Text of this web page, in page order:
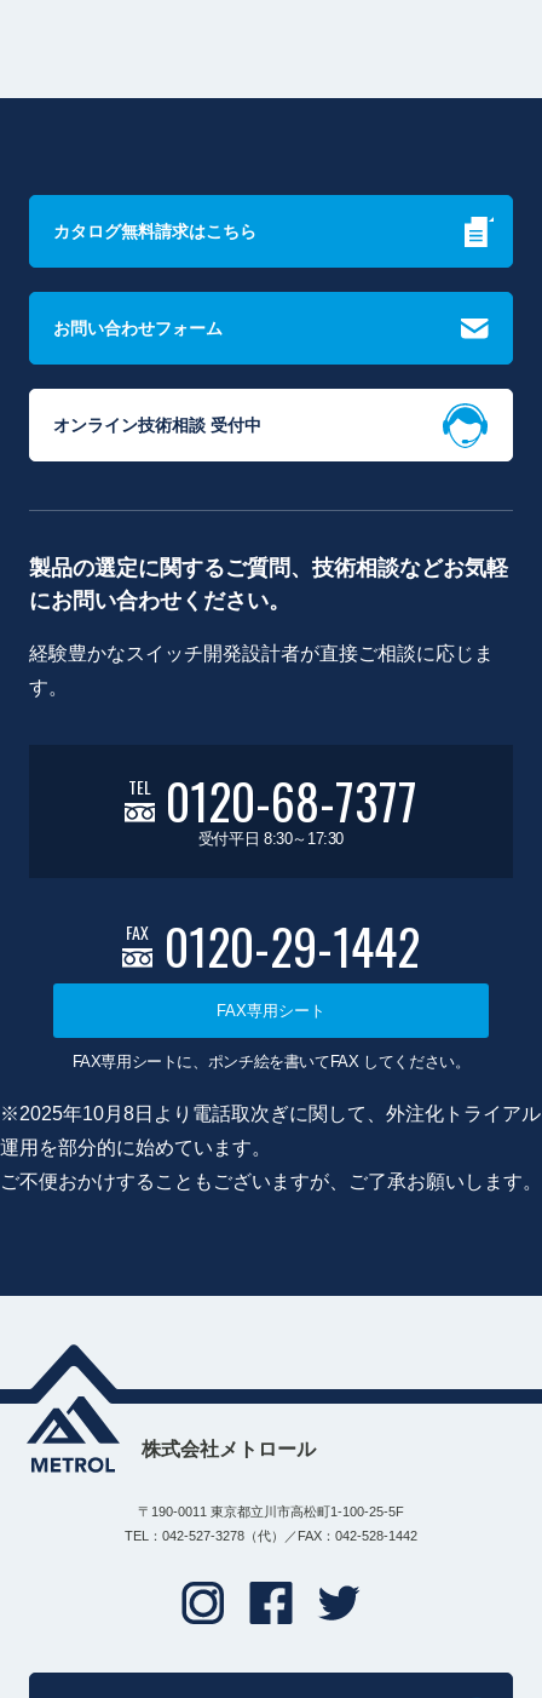
カタログ無料請求はこちら
お問い合わせフォーム
オンライン技術相談 受付中
製品の選定に関するご質問、技術相談などお気軽
にお問い合わせください。
経験豊かなスイッチ開発設計者が直接ご相談に応じま
す。
TEL 0120-68-7377
受付平日 8:30～17:30
FAX 0120-29-1442
FAX専用シート
FAX専用シートに、ポンチ絵を書いてFAX してください。
※2025年10月8日より電話取次ぎに関して、外注化トライアル
運用を部分的に始めています。
ご不便おかけすることもございますが、ご了承お願いします。
株式会社メトロール
〒190-0011 東京都立川市高松町1-100-25-5F
TEL：042-527-3278（代）／FAX：042-528-1442